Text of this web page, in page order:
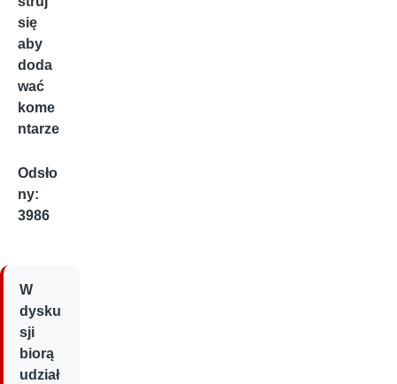
się
aby
doda
wać
kome
ntarze
Odsło
ny:
3986
W
dysku
sji
biorą
udział